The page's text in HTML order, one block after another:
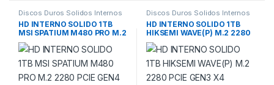
Discos Duros Solidos Internos
HD INTERNO SOLIDO 1TB
MSI SPATIUM M480 PRO M.2
2280 PCIE GEN4 X4
7400MB/S / 6000MB/S S78-
440L1G0-P83 NEGRO
Discos Duros Solidos Internos
HD INTERNO SOLIDO 1TB
HIKSEMI WAVE(P) M.2 2280
PCIE GEN3 X4 2450MB/S /
2450MB/S HS-SSD-WAVE(P)
1024G NEGRO